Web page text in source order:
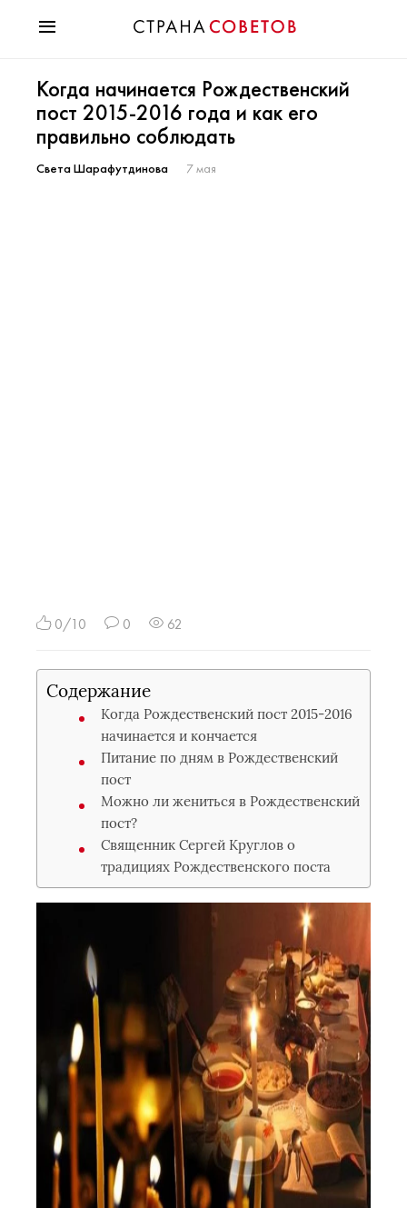
Мода
Звезды
Гороскопы
Здоровье
Когда начинается Рождественский
пост 2015-2016 года и как его
правильно соблюдать
Света Шарафутдинова 7 мая
0/10 0 62
Содержание
Когда Рождественский пост 2015-2016
начинается и кончается
Питание по дням в Рождественский
пост
Можно ли жениться в Рождественский
пост?
Священник Сергей Круглов о
традициях Рождественского поста